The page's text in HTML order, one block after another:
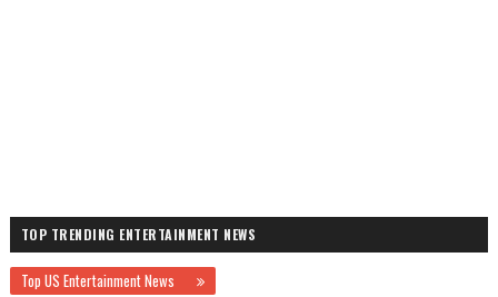
TOP TRENDING ENTERTAINMENT NEWS
Top US Entertainment News